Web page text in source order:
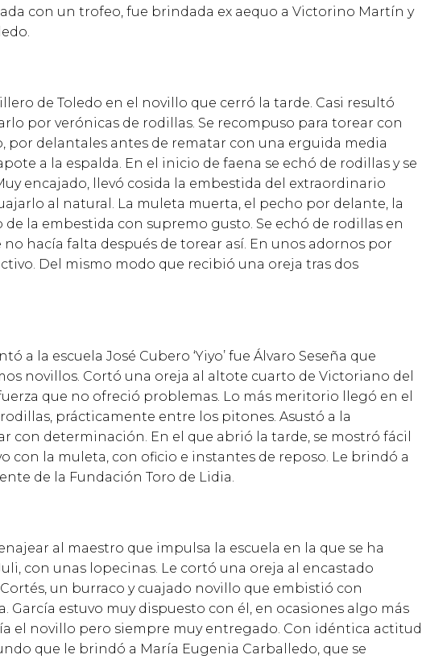
con un trofeo, fue brindada ex aequo a Victorino Martín y
de Toledo en el novillo que cerró la tarde. Casi resultó
por verónicas de rodillas. Se recompuso para torear con
por delantales antes de rematar con una erguida media
a la espalda. En el inicio de faena se echó de rodillas y se
encajado, llevó cosida la embestida del extraordinario
al natural. La muleta muerta, el pecho por delante, la
la embestida con supremo gusto. Se echó de rodillas en
no hacía falta después de torear así. En unos adornos por
Del mismo modo que recibió una oreja tras dos
ó a la escuela José Cubero ‘Yiyo’ fue Á lvaro Seseña que
novillos. Cortó una oreja al altote cuarto de Victoriano del
que no ofreció problemas. Lo más meritorio llegó en el
prácticamente entre los pitones. Asustó a la
con determinación. En el que abrió la tarde, se mostró fácil
con la muleta, con oficio e instantes de reposo. Le brindó a
de la Fundación Toro de Lidia.
al maestro que impulsa la escuela en la que se ha
con unas lopecinas. Le cortó una oreja al encastado
és, un burraco y cuajado novillo que embistió con
García estuvo muy dispuesto con é l, en ocasiones algo más
ía el novillo pero siempre muy entregado. Con idéntica actitud
que le brindó a María Eugenia Carballedo, que se